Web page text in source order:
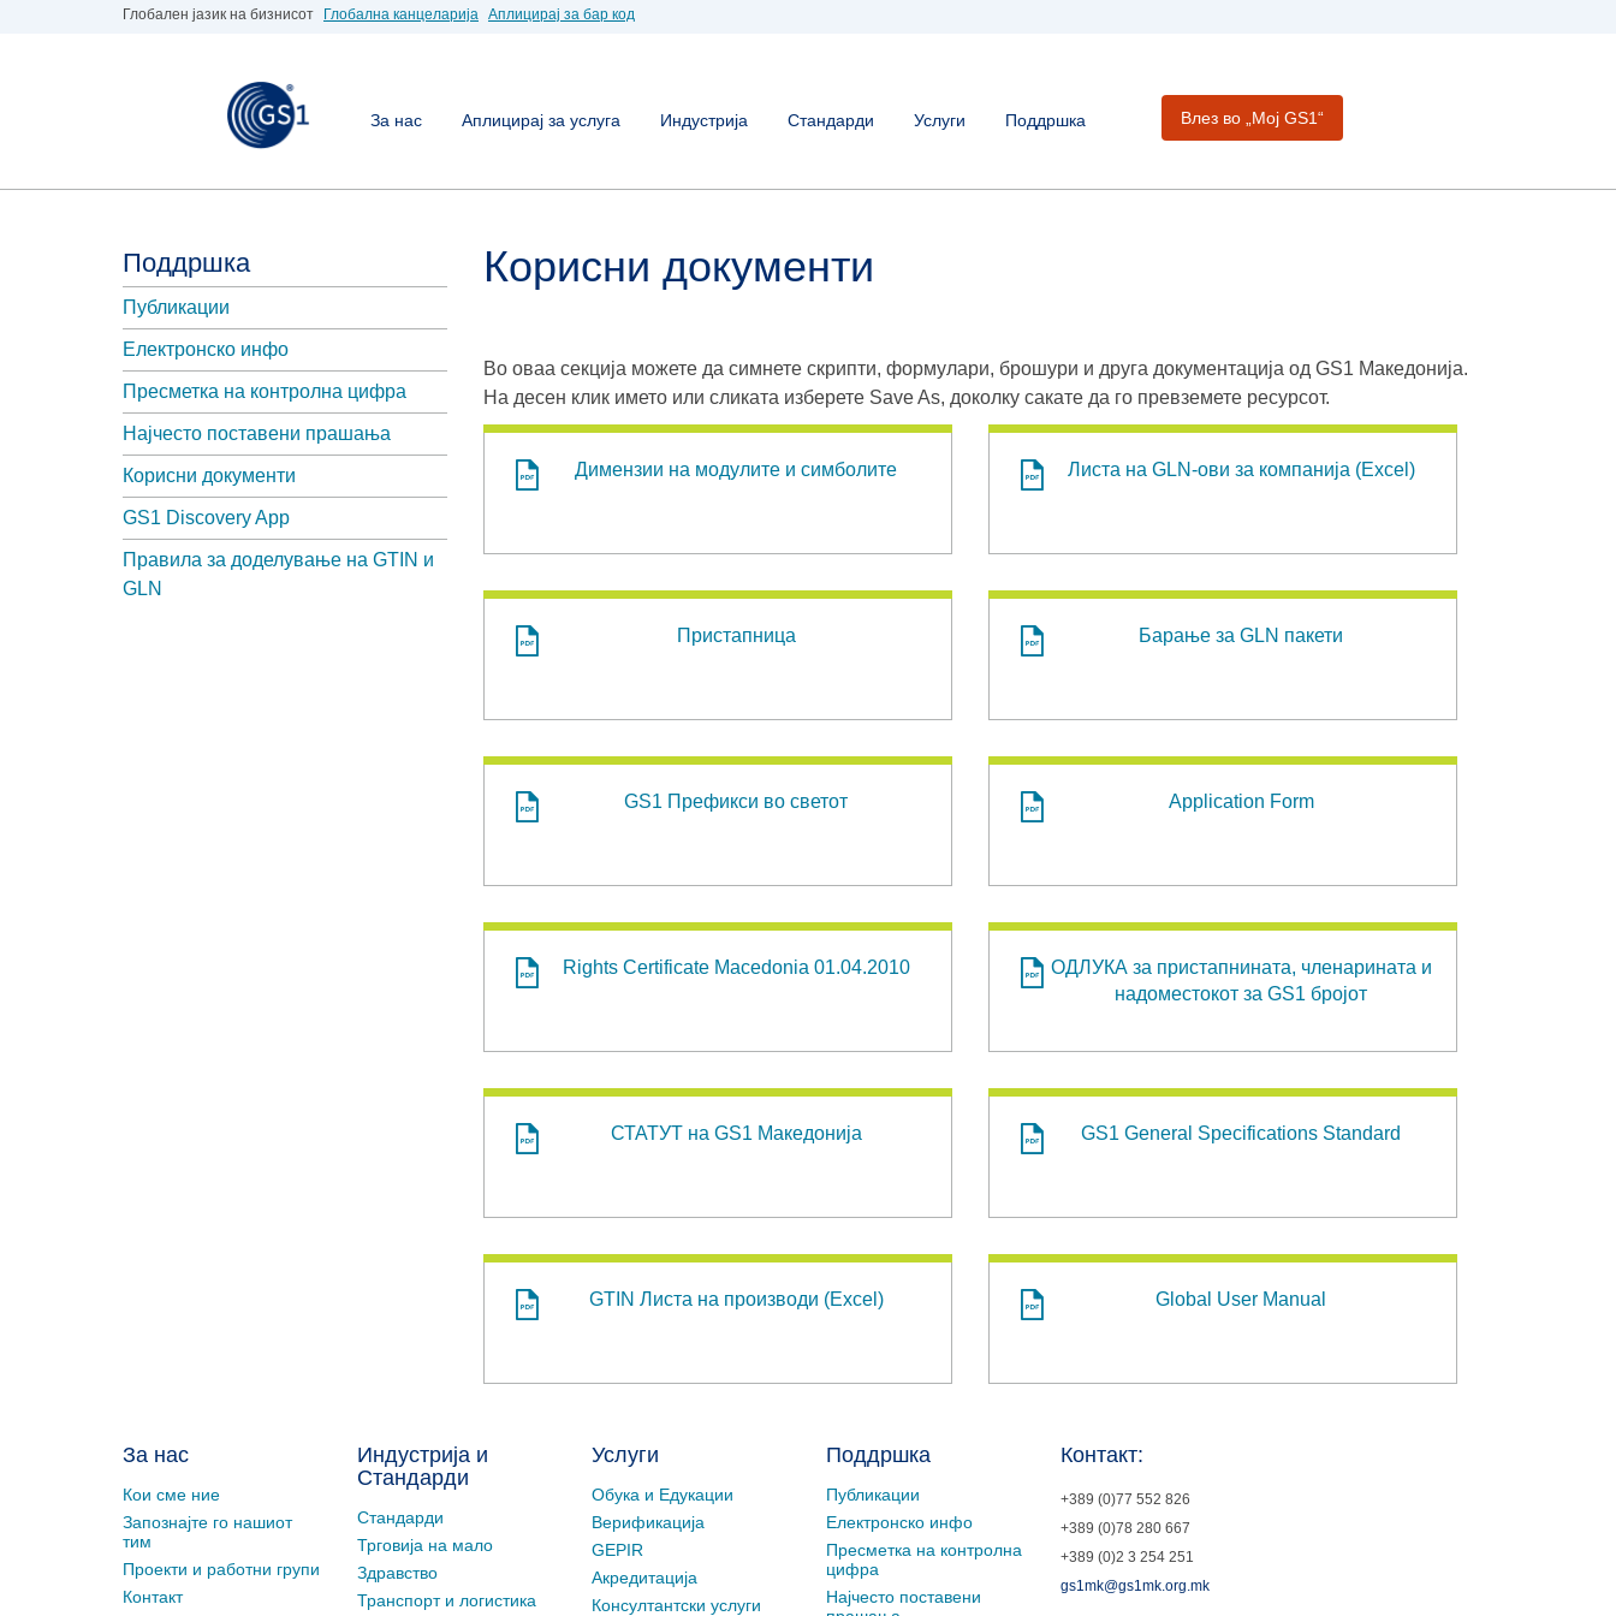
Глобален јазик на бизнисот Глобална канцеларија Аплицирај за бар код
За нас Аплицирај за услуга Индустрија Стандарди Услуги Поддршка Влез во „Moj GS1“
Поддршка
Публикации
Електронско инфо
Пресметка на контролна цифра
Најчесто поставени прашања
Корисни документи
GS1 Discovery App
Правила за доделување на GTIN и
GLN
Корисни документи
Во оваа секција можете да симнете скрипти, формулари, брошури и друга документација од GS1 Македонија.
На десен клик името или сликата изберете Save As, доколку сакате да го превземете ресурсот.
Димензии на модулите и симболите Листа на GLN-ови за компанија (Excel)
Пристапница Барање за GLN пакети
GS1 Префикси во светот Application Form
Rights Certificate Macedonia 01.04.2010
ОДЛУКА за пристапнината, членарината и
надоместокот за GS1 бројот
СТАТУТ на GS1 Македонија GS1 General Specifications Standard
GTIN Листа на производи (Excel) Global User Manual
За нас
Кои сме ние
Запознајте го нашиот
тим
Проекти и работни групи
Контакт
Индустрија и
Стандарди
Стандарди
Трговија на мало
Здравство
Транспорт и логистика
Услуги
Обука и Едукации
Верификација
GEPIR
Акредитација
Консултантски услуги
Поддршка
Публикации
Електронско инфо
Пресметка на контролна
цифра
Најчесто поставени
Контакт:
+389 (0)77 552 826
+389 (0)78 280 667
+389 (0)2 3 254 251
gs1mk@gs1mk.org.mk